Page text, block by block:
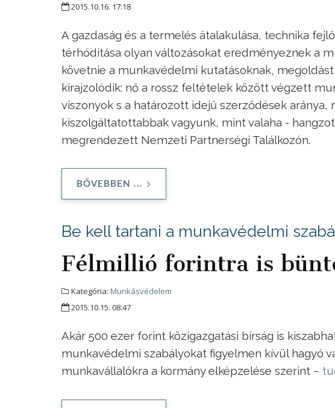
2015.10.16. 17:18
A gazdaság és a termelés átalakulása, technika
térhódítása olyan változásokat eredményeznek a
követnie a munkavédelmi kutatásoknak,
kirajzolódik: nő a rossz feltételek között végzett
viszonyok s a határozott idejű szerződések
kiszolgáltatottabbak vagyunk, mint valaha -
megrendezett Nemzeti Partnerségi Találkozón.
BŐVEBBEN ...
Be kell tartani a munkavédelmi
Félmillió forintra is
Kategória: Munkásvédelem
2015.10.15. 08:47
Akár 500 ezer forint közigazgatási bírság is
munkavédelmi szabályokat figyelmen kívül hagyó
munkavállalókra a kormány elképzelése szerint –